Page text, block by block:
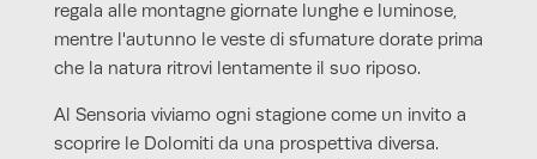
AVVENTURE
IMPRESSIONI
RICHIEDI PRENOTA
regala alle montagne giornate lunghe e luminose,
mentre l'autunno le veste di sfumature dorate prima
che la natura ritrovi lentamente il suo riposo.
Al Sensoria viviamo ogni stagione come un invito a
scoprire le Dolomiti da una prospettiva diversa.